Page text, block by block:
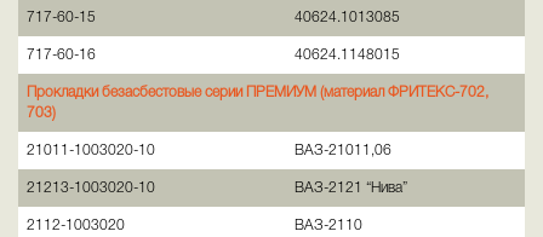
717-60-15 40624.1013085
717-60-16 40624.1148015
Прокладки безасбестовые серии ПРЕМИУМ (материал ФРИТЕКС-702,
703)
21011-1003020-10 ВАЗ-21011,06
21213-1003020-10 ВАЗ-2121 “Нива”
2112-1003020 ВАЗ-2110